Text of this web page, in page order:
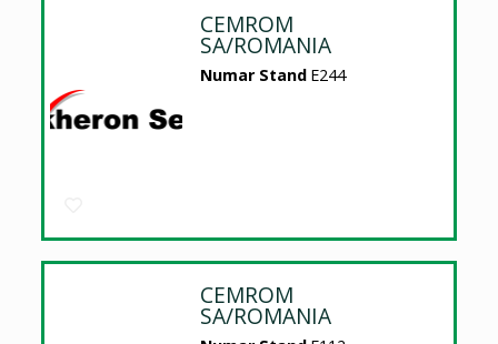
CEMROM
SA/ROMANIA
Numar Stand E244
CEMROM
SA/ROMANIA